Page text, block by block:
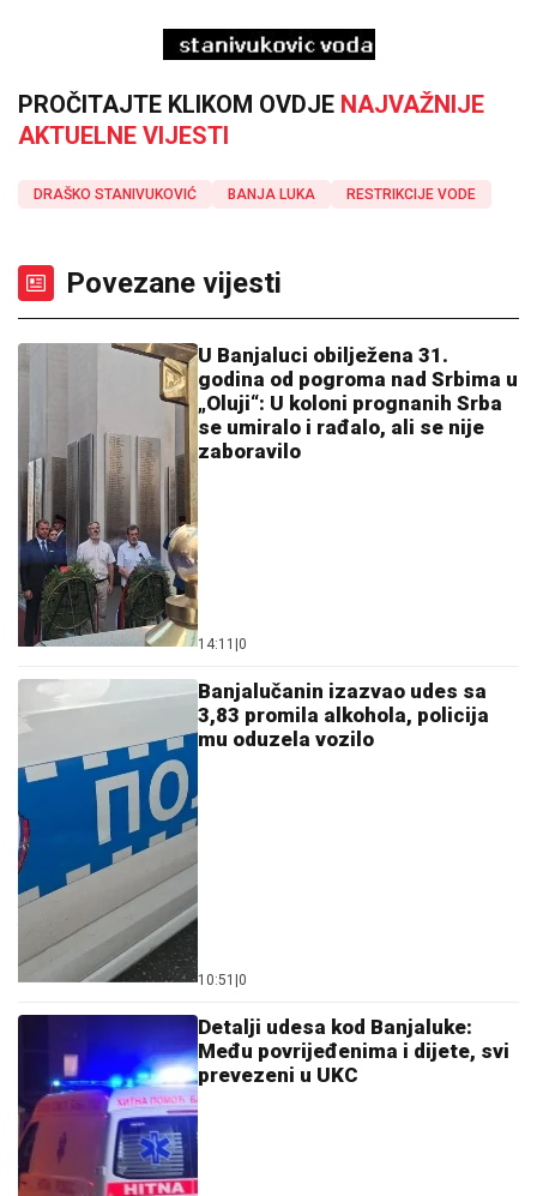
PROČITAJTE KLIKOM OVDJE NAJVAŽNIJE
AKTUELNE VIJESTI
DRAŠKO STANIVUKOVIĆ BANJA LUKA RESTRIKCIJE VODE
Povezane vijesti
U Banjaluci obilježena 31.
godina od pogroma nad Srbima u
„Oluji“: U koloni prognanih Srba
se umiralo i rađalo, ali se nije
zaboravilo
14:11 0
Banjalučanin izazvao udes sa
3,83 promila alkohola, policija
mu oduzela vozilo
10:51 0
Detalji udesa kod Banjaluke:
Među povrijeđenima i dijete, svi
prevezeni u UKC